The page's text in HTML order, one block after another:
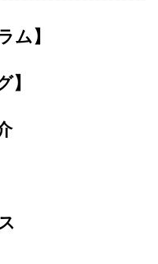
ム】
】